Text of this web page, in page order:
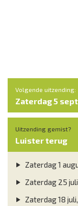
Volgende uitzending:
Zaterdag 5
Uitzending gemist?
Luister terug
Zaterdag 1
Zaterdag 25
Zaterdag 18